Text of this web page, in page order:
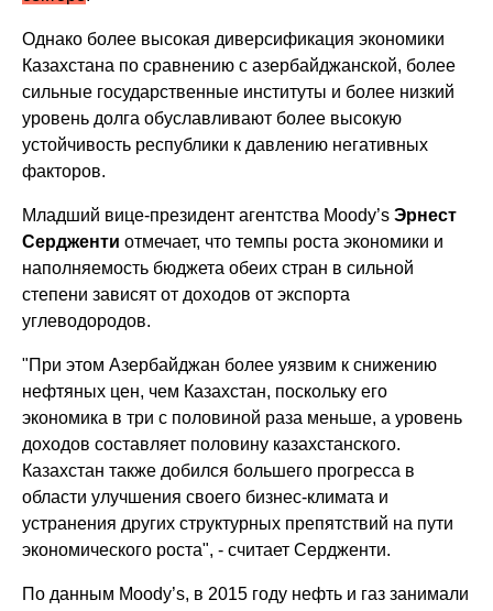
Однако более высокая диверсификация экономики
Казахстана по сравнению с азербайджанской, более
сильные государственные институты и более низкий
уровень долга обуславливают более высокую
устойчивость республики к давлению негативных
факторов.
Младший вице-президент агентства Moody’sЭрнест
Сердженти отмечает, что темпы роста экономики и
наполняемость бюджета обеих стран в сильной
степени зависят от доходов от экспорта
углеводородов.
"При этом Азербайджан более уязвим к снижению
нефтяных цен, чем Казахстан, поскольку его
экономика в три с половиной раза меньше, а уровень
доходов составляет половину казахстанского.
Казахстан также добился большего прогресса в
области улучшения своего бизнес-климата и
устранения других структурных препятствий на пути
экономического роста", - считает Сердженти.
По данным Moody’s, в 2015 году нефть и газ занимали